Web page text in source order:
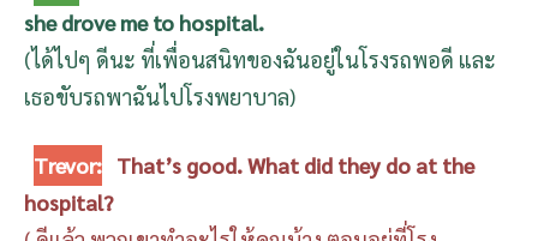
she drove me to hospital.
(ได้ไปๆ ดีนะ ที่เพื่อนสนิทของฉันอยู่ในโรงรถพอดี และ
เธอขับรถพาฉันไปโรงพยาบาล)
Trevor: That’s good. What did they do at the
hospital?